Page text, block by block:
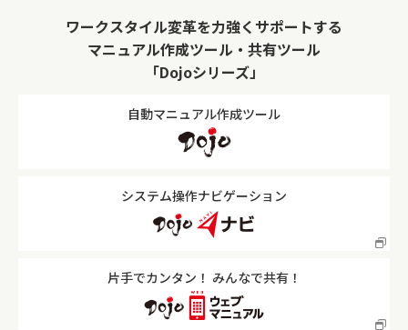
ワークスタイル変革を力強くサポートする
マニュアル作成ツール・共有ツール
「Dojoシリーズ」
自動マニュアル作成ツール
システム操作ナビゲーション
片手でカンタン！ みんなで共有！